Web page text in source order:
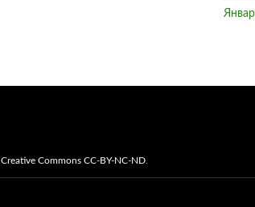
Creative Commons CC-BY-NC-ND